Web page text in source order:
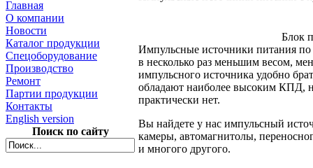
Главная
О компании
Новости
Каталог продукции
Спецоборудование
Производство
Ремонт
Партии продукции
Контакты
English version
Поиск по сайту
Блок
Импульсные источники питания
в несколько раз меньшим весом,
импульсного источника удобно
обладают наиболее высоким КПД,
практически нет.
Вы найдете у нас импульсный
камеры, автомагнитолы,
и многого другого.